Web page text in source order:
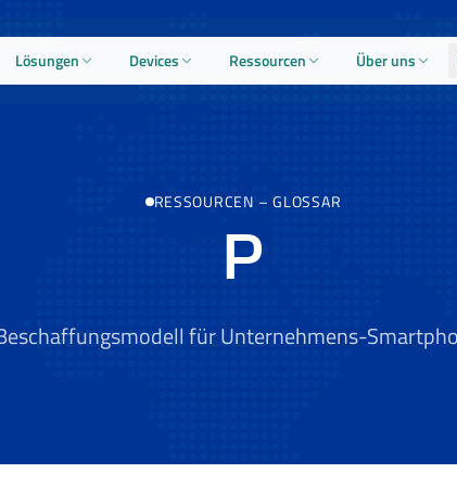
Lösungen Devices Ressourcen Über uns
RESSOURCEN – GLOSSAR
P
für Unternehmens-